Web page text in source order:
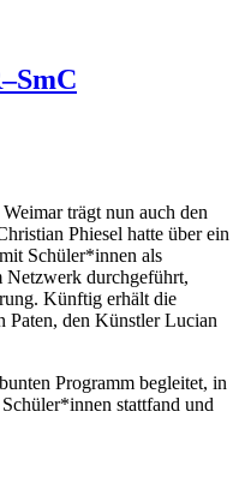
trägt nun auch den
Phiesel hatte über ein
Schüler*innen als
durchgeführt,
Künftig erhält die
Paten, den Künstler Lucian
Programm begleitet, in
stattfand und